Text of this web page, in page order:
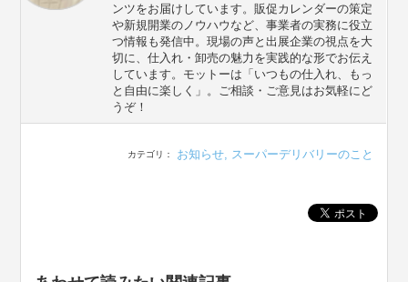
ンツをお届けしています。販促カレンダーの策定
や新規開業のノウハウなど、事業者の実務に役立
つ情報も発信中。現場の声と出展企業の視点を大
切に、仕入れ・卸売の魅力を実践的な形でお伝え
しています。モットーは「いつもの仕入れ、もっ
と自由に楽しく」。ご相談・ご意見はお気軽にど
うぞ！
カテゴリ： お知らせ, スーパーデリバリーのこと